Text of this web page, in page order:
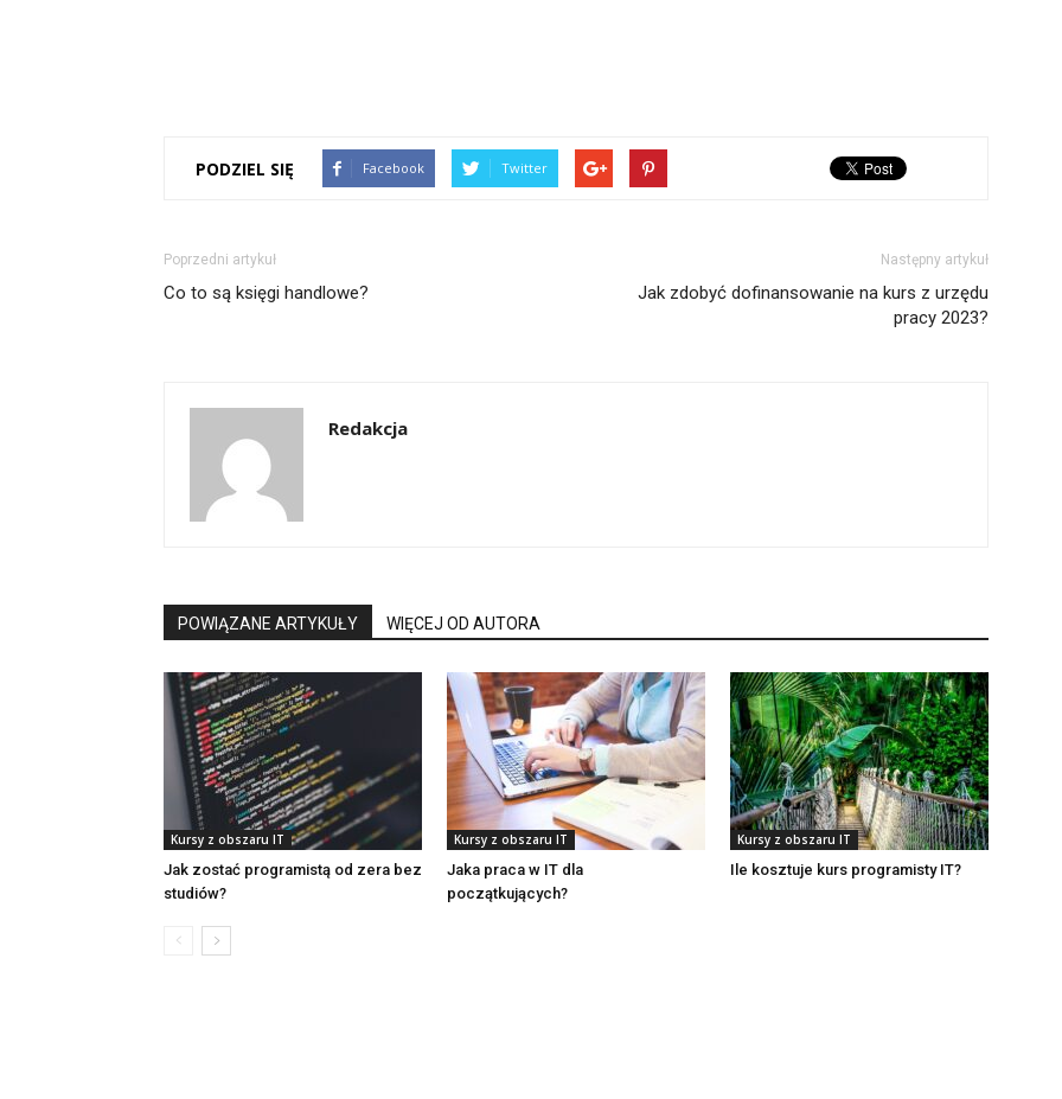
PODZIEL SIĘ Facebook Twitter
Poprzedni artykuł
Co to są księgi handlowe?
Następny artykuł
Jak zdobyć dofinansowanie na kurs z urzędu
pracy 2023?
Redakcja
POWIĄZANE ARTYKUŁY WIĘCEJ OD AUTORA
Kursy z obszaru IT
Jak zostać programistą od zera bez
studiów?
Kursy z obszaru IT
Jaka praca w IT dla
początkujących?
Kursy z obszaru IT
Ile kosztuje kurs programisty IT?